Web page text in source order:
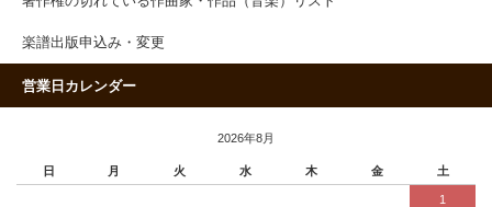
楽譜出版申込み・変更
営業日カレンダー
2026年8月
日 月 火 水 木 金 土
1